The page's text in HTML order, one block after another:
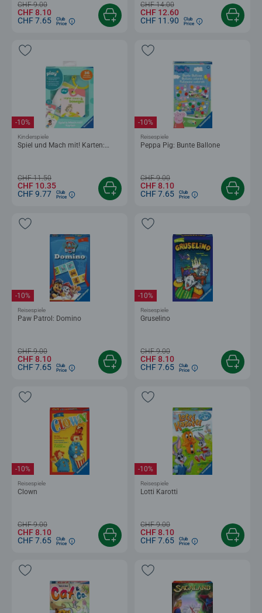
CHF 9.00
CHF 8.10
CHF 7.65
Club
Price
CHF 14.00
CHF 12.60
CHF 11.90
Club
Price
Spiel und Mach mit! Karten:
-10%
Kinderspiele
CHF 11.50
CHF 10.35
CHF 9.77
Club
Price
Peppa Pig: Bunte Ballone
-10%
Reisespiele
CHF 9.00
CHF 8.10
CHF 7.65
Club
Price
Paw Patrol: Domino
-10%
Reisespiele
CHF 9.00
CHF 8.10
CHF 7.65
Club
Price
Gruselino
-10%
Reisespiele
CHF 9.00
CHF 8.10
CHF 7.65
Club
Price
Clown
-10%
Reisespiele
CHF 9.00
CHF 8.10
CHF 7.65
Club
Price
Lotti Karotti
-10%
Reisespiele
CHF 9.00
CHF 8.10
CHF 7.65
Club
Price